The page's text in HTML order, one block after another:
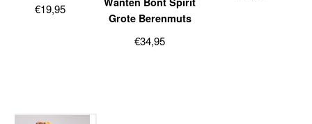
€19,95
Grote Berenmuts
€34,95